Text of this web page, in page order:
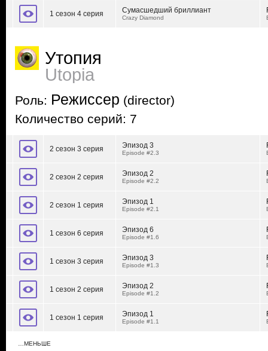
1 сезон 4 серия Сумасшедший бриллиант
Crazy Diamond
Утопия
Utopia
Роль: Режиссер (director)
Количество серий: 7
2 сезон 3 серия Эпизод 3
Episode #2.3
2 сезон 2 серия Эпизод 2
Episode #2.2
2 сезон 1 серия Эпизод 1
Episode #2.1
1 сезон 6 серия Эпизод 6
Episode #1.6
1 сезон 3 серия Эпизод 3
Episode #1.3
1 сезон 2 серия Эпизод 2
Episode #1.2
1 сезон 1 серия Эпизод 1
Episode #1.1
…МЕНЬШЕ